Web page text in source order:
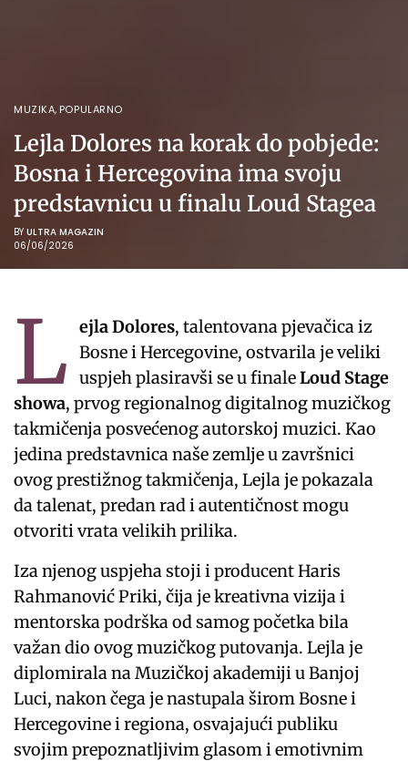
MUZIKA, POPULARNO
Lejla Dolores na korak do pobjede:
Bosna i Hercegovina ima svoju
predstavnicu u finalu Loud Stagea
BY ULTRA MAGAZIN
06/06/2026
L ejla Dolores, talentovana pjevačica iz
Bosne i Hercegovine, ostvarila je veliki
uspjeh plasiravši se u finaleLoud Stage
showa, prvog regionalnog digitalnog muzičkog
takmičenja posvećenog autorskoj muzici. Kao
jedina predstavnica naše zemlje u završnici
ovog prestižnog takmičenja, Lejla je pokazala
da talenat, predan rad i autentičnost mogu
otvoriti vrata velikih prilika.
Iza njenog uspjeha stoji i producent Haris
Rahmanović Priki, čija je kreativna vizija i
mentorska podrška od samog početka bila
važan dio ovog muzičkog putovanja. Lejla je
diplomirala na Muzičkoj akademiji u Banjoj
Luci, nakon čega je nastupala širom Bosne i
Hercegovine i regiona, osvajajući publiku
svojim prepoznatljivim glasom i emotivnim